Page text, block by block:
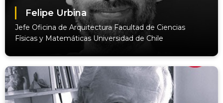
Felipe Urbina
Jefe Oficina de Arquitectura Facultad de Ciencias
Físicas y Matemáticas Universidad de Chile